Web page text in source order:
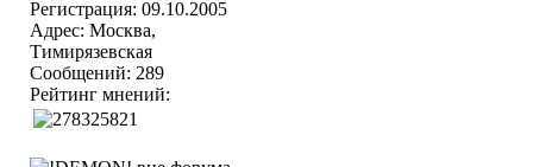
Регистрация: 09.10.2005
Адрес: Москва,
Тимирязевская
Сообщений: 289
Рейтинг мнений: